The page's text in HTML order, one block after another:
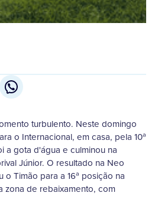
turbulento. Neste domingo
o Internacional, em casa, pela 10ª
a gota d'água e culminou na
Júnior. O resultado na Neo
Timão para a 16ª posição na
zona de rebaixamento, com